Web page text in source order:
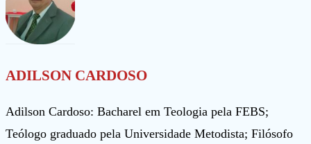
ADILSON CARDOSO
Adilson Cardoso: Bacharel em Teologia pela FEBS;
Teólogo graduado pela Universidade Metodista; Filósofo